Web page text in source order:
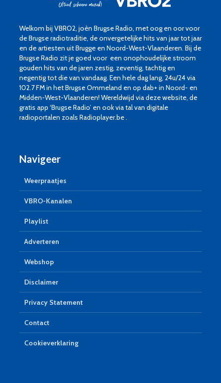
Welkom bij VBRO2, joèn Brugse Radio, met oog en oor voor
de Brugse radiotraditie, de onvergetelijke hits van jaar tot jaar
en de artiesten uit Brugge en Noord-West-Vlaanderen. Bij de
Brugse Radio zit je goed voor een onophoudelijke stroom
gouden hits van de jaren zestig, zeventig, tachtig en
negentig tot die van vandaag. Een hele dag lang, 24u/24 via
102.7 FM in het Brugse Ommeland en op dab+ in Noord- en
Midden-West-Vlaanderen! Wereldwijd via deze website, de
gratis app ‘Brugse Radio’ en ook via tal van digitale
radioportalen zoals Radioplayer.be .
Navigeer
Weerpraatjes
VBRO-Kanalen
Playlist
Adverteren
Webshop
Disclaimer
Privacy Statement
Contact
Cookieverklaring